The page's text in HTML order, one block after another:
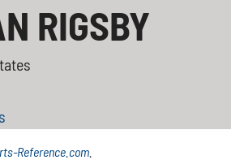
RIGSBY
Reference.com